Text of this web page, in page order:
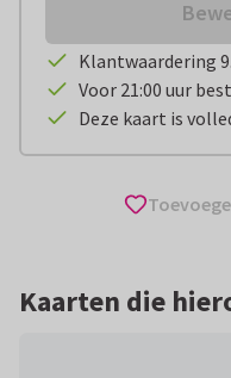
Klantwaardering
Voor 21:00 uur
Deze kaart is
Kaarten die